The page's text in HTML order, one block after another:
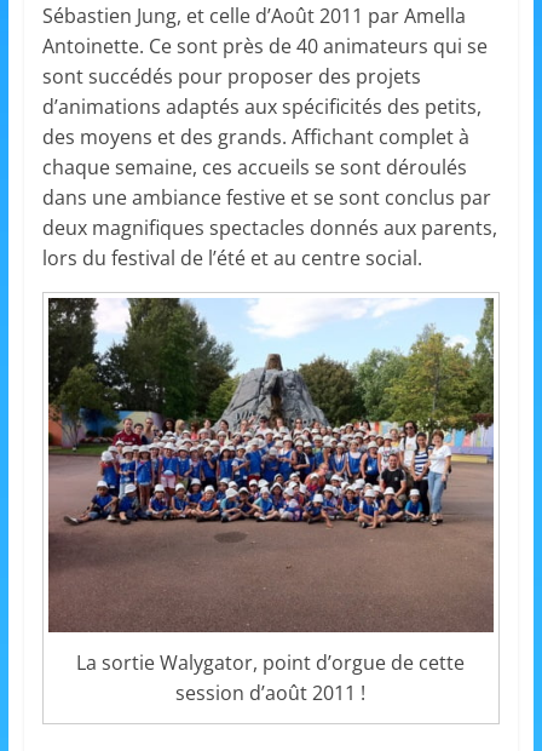
L
o
i
s
r
s
,
é
d
u
c
a
t
i
o
e
t
A
n
i
Sébastien Jung, et celle d’Août 2011 par Amella
Antoinette. Ce sont près de 40 animateurs qui se
sont succédés pour proposer des projets
d’animations adaptés aux spécificités des petits,
des moyens et des grands. Affichant complet à
chaque semaine, ces accueils se sont déroulés
dans une ambiance festive et se sont conclus par
deux magnifiques spectacles donnés aux parents,
lors du festival de l’été et au centre social.
La sortie Walygator, point d’orgue de cette
session d’août 2011 !